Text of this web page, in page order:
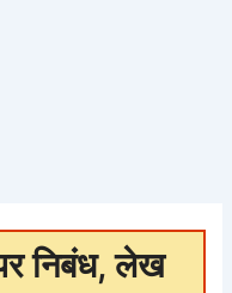
निबंध, लेख